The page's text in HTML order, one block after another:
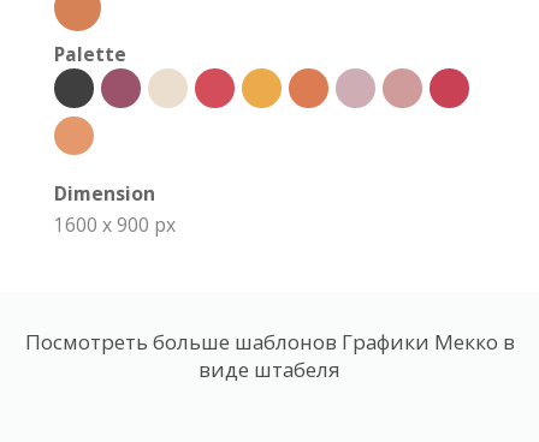
Palette
Dimension
1600 x 900 px
Посмотреть больше шаблонов Графики Мекко в
виде штабеля